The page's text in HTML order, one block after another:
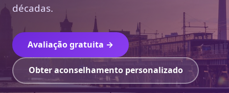
décadas.
Avaliação gratuita →
Obter aconselhamento personalizado